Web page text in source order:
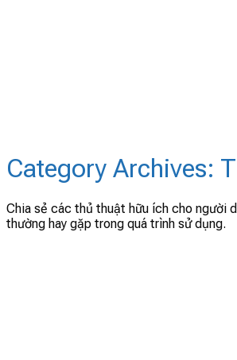
Category Archives:
Chia sẻ các thủ thuật hữu ích cho người
thường hay gặp trong quá trình sử dụng.